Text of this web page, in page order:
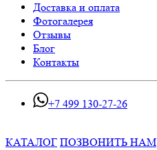
Доставка и оплата
Фотогалерея
Отзывы
Блог
Контакты
+7 499 130-27-26
КАТАЛОГ ПОЗВОНИТЬ НАМ